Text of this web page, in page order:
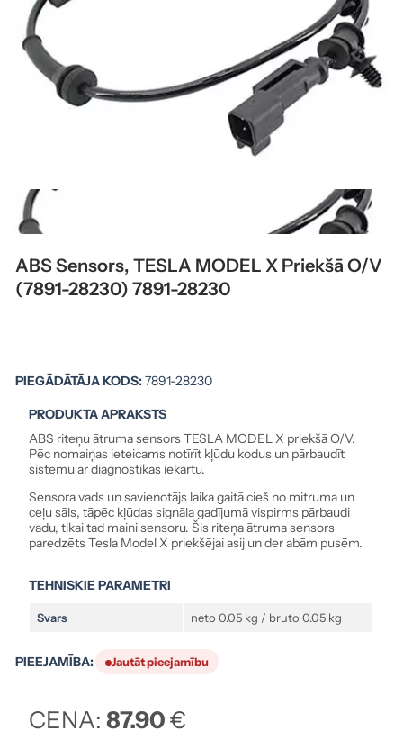
ABS Sensors, TESLA MODEL X Priekšā O/V
(7891-28230) 7891-28230
PIEGĀDĀTĀJA KODS:7891-28230
PRODUKTA APRAKSTS
ABS riteņu ātruma sensors TESLA MODEL X priekšā O/V.
Pēc nomaiņas ieteicams notīrīt kļūdu kodus un pārbaudīt
sistēmu ar diagnostikas iekārtu.
Sensora vads un savienotājs laika gaitā cieš no mitruma un
ceļu sāls, tāpēc kļūdas signāla gadījumā vispirms pārbaudi
vadu, tikai tad maini sensoru. Šis riteņa ātruma sensors
paredzēts Tesla Model X priekšējai asij un der abām pusēm.
TEHNISKIE PARAMETRI
Svars neto 0.05 kg / bruto 0.05 kg
PIEEJAMĪBA: Jautāt pieejamību
CENA:87.90€